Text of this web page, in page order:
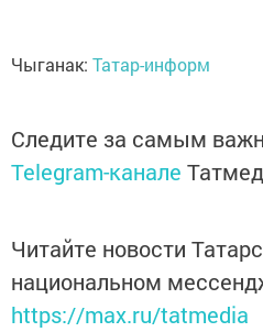
Чыганак: Татар-информ
Следите за самым
Telegram-канале
Читайте новости
национальном
https://max.ru/tatmedia